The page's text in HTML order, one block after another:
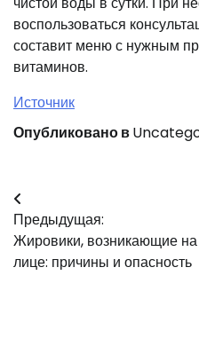
воспользоваться
составит меню с нужным
витаминов.
Источник
Опубликовано в
Навигация
по
записям
Предыдущая:
Жировики, возникающие на
лице: причины и опасность